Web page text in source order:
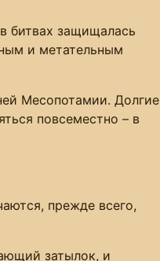
битвах защищалась
и метательным
Месопотамии. Долгие
повсеместно – в
прежде всего,
затылок, и